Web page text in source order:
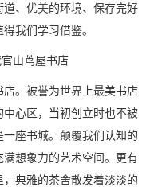
、优美的环境、保存完好
我们学习借鉴。
山茑屋书店
。被誉为世界上最美书店
心区，当初创立时也不被
座书城。颠覆我们认知的
想象力的艺术空间。更有
典雅的茶舍散发着淡淡的